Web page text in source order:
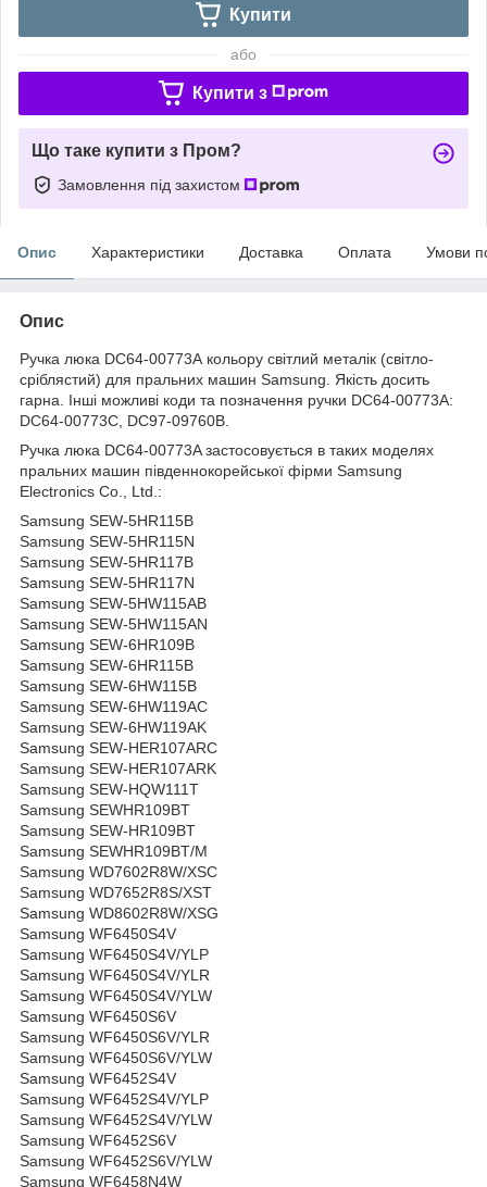
Купити
або
Купити з
Що таке купити з Пром?
Замовлення під захистом
Опис Характеристики Доставка Оплата Умови
Опис
Ручка люка DC64-00773A кольору світлий металік (світло-
сріблястий) для пральних машин Samsung. Якість досить
гарна. Інші можливі коди та позначення ручки DC64-00773A:
DC64-00773C, DC97-09760B.
Ручка люка DC64-00773A застосовується в таких моделях
пральних машин південнокорейської фірми Samsung
Electronics Co., Ltd.:
Samsung SEW-5HR115B
Samsung SEW-5HR115N
Samsung SEW-5HR117B
Samsung SEW-5HR117N
Samsung SEW-5HW115AB
Samsung SEW-5HW115AN
Samsung SEW-6HR109B
Samsung SEW-6HR115B
Samsung SEW-6HW115B
Samsung SEW-6HW119AC
Samsung SEW-6HW119AK
Samsung SEW-HER107ARC
Samsung SEW-HER107ARK
Samsung SEW-HQW111T
Samsung SEWHR109BT
Samsung SEW-HR109BT
Samsung SEWHR109BT/M
Samsung WD7602R8W/XSC
Samsung WD7652R8S/XST
Samsung WD8602R8W/XSG
Samsung WF6450S4V
Samsung WF6450S4V/YLP
Samsung WF6450S4V/YLR
Samsung WF6450S4V/YLW
Samsung WF6450S6V
Samsung WF6450S6V/YLR
Samsung WF6450S6V/YLW
Samsung WF6452S4V
Samsung WF6452S4V/YLP
Samsung WF6452S4V/YLW
Samsung WF6452S6V
Samsung WF6452S6V/YLW
Samsung WF6458N4W